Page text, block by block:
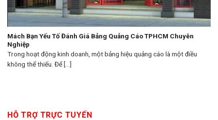
Mách Bạn Yếu Tố Đánh Giá Bảng Quảng Cáo TPHCM Chuyên
Nghiệp
Trong hoạt động kinh doanh, một bảng hiệu quảng cáo là một điều
không thể thiếu. Để [...]
HỖ TRỢ TRỰC TUYẾN